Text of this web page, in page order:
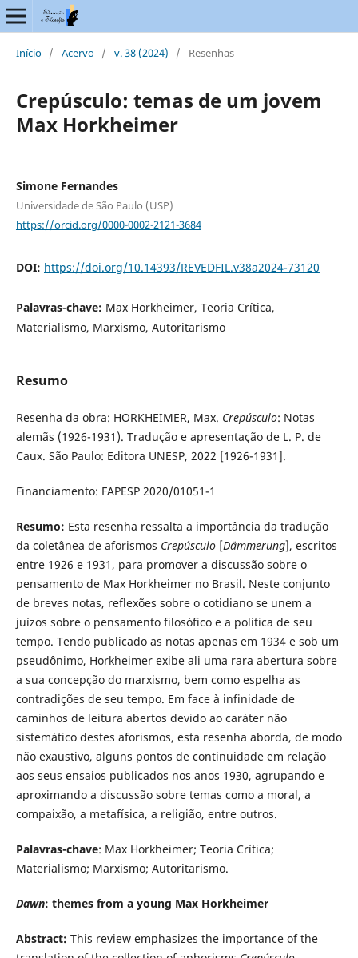
Início / Acervo / v. 38 (2024) / Resenhas
Crepúsculo: temas de um jovem
Max Horkheimer
Simone Fernandes
Universidade de São Paulo (USP)
https://orcid.org/0000-0002-2121-3684
DOI: https://doi.org/10.14393/REVEDFIL.v38a2024-73120
Palavras-chave: Max Horkheimer, Teoria Crítica,
Materialismo, Marxismo, Autoritarismo
Resumo
Resenha da obra: HORKHEIMER, Max. Crepúsculo: Notas
alemãs (1926-1931). Tradução e apresentação de L. P. de
Caux. São Paulo: Editora UNESP, 2022 [1926-1931].
Financiamento: FAPESP 2020/01051-1
Resumo: Esta resenha ressalta a importância da tradução
da coletânea de aforismos Crepúsculo[Dämmerung], escritos
entre 1926 e 1931, para promover a discussão sobre o
pensamento de Max Horkheimer no Brasil. Neste conjunto
de breves notas, reflexões sobre o cotidiano se unem a
juízos sobre o pensamento filosófico e a política de seu
tempo. Tendo publicado as notas apenas em 1934 e sob um
pseudônimo, Horkheimer exibe ali uma rara abertura sobre
a sua concepção do marxismo, bem como espelha as
contradições de seu tempo. Em face à infinidade de
caminhos de leitura abertos devido ao caráter não
sistemático destes aforismos, esta resenha aborda, de modo
não exaustivo, alguns pontos de continuidade em relação
aos seus ensaios publicados nos anos 1930, agrupando e
aproximando a discussão sobre temas como a moral, a
compaixão, a metafísica, a religião, entre outros.
Palavras-chave: Max Horkheimer; Teoria Crítica;
Materialismo; Marxismo; Autoritarismo.
Dawn: themes from a young Max Horkheimer
Abstract: This review emphasizes the importance of the